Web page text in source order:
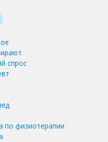
спрос
по физиотерапии